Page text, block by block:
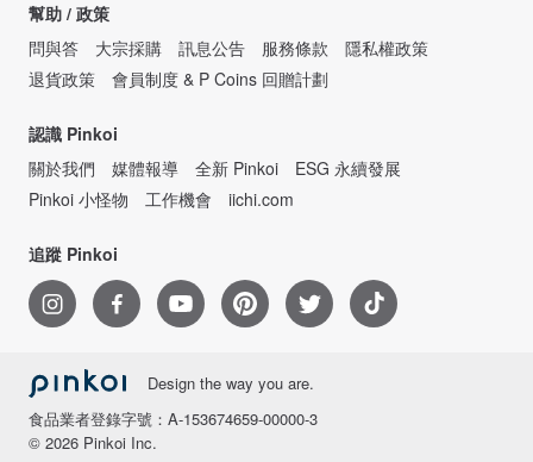
幫助 / 政策
問與答
大宗採購 訊息公告 服務條款
隱私權政策
退貨政策
會員制度 & P Coins 回贈計劃
認識 Pinkoi
關於我們
媒體報導 全新 Pinkoi
ESG 永續發展
Pinkoi 小怪物
工作機會 iichi.com
追蹤 Pinkoi
Design the way you are.
食品業者登錄字號：A-153674659-00000-3
© 2026 Pinkoi Inc.